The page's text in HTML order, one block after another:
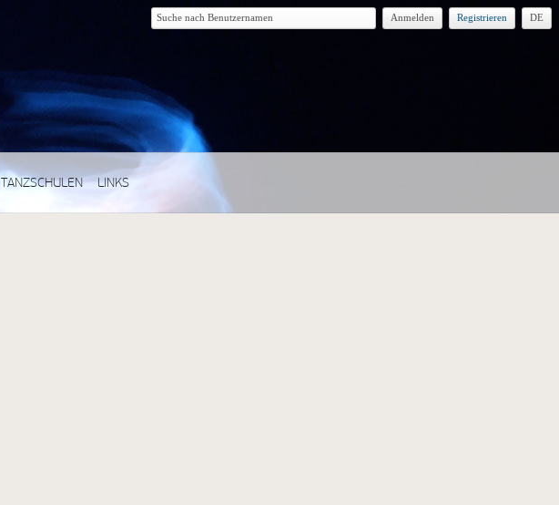
Anmelden Registrieren DE
TANZSCHULEN LINKS